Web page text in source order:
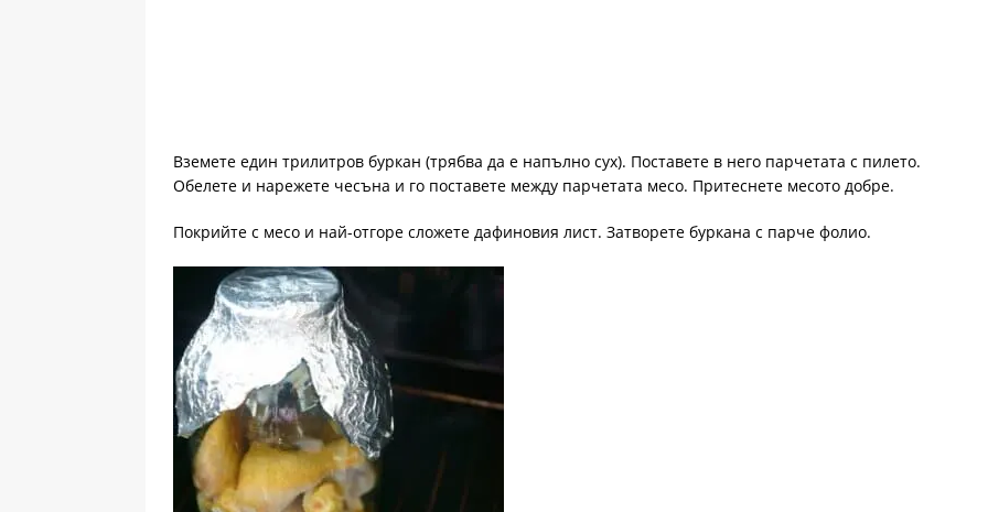
Вземете един трилитров буркан (трябва да е напълно сух). Поставете в него парчетата с пилето.
Обелете и нарежете чесъна и го поставете между парчетата месо. Притеснете месото добре.
Покрийте с месо и най-отгоре сложете дафиновия лист. Затворете буркана с парче фолио.